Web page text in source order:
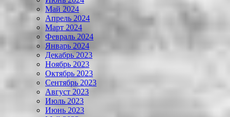
Май 2024
Апрель 2024
Март 2024
Февраль 2024
Январь 2024
Декабрь 2023
Ноябрь 2023
Октябрь 2023
Сентябрь 2023
Август 2023
Июль 2023
Июнь 2023